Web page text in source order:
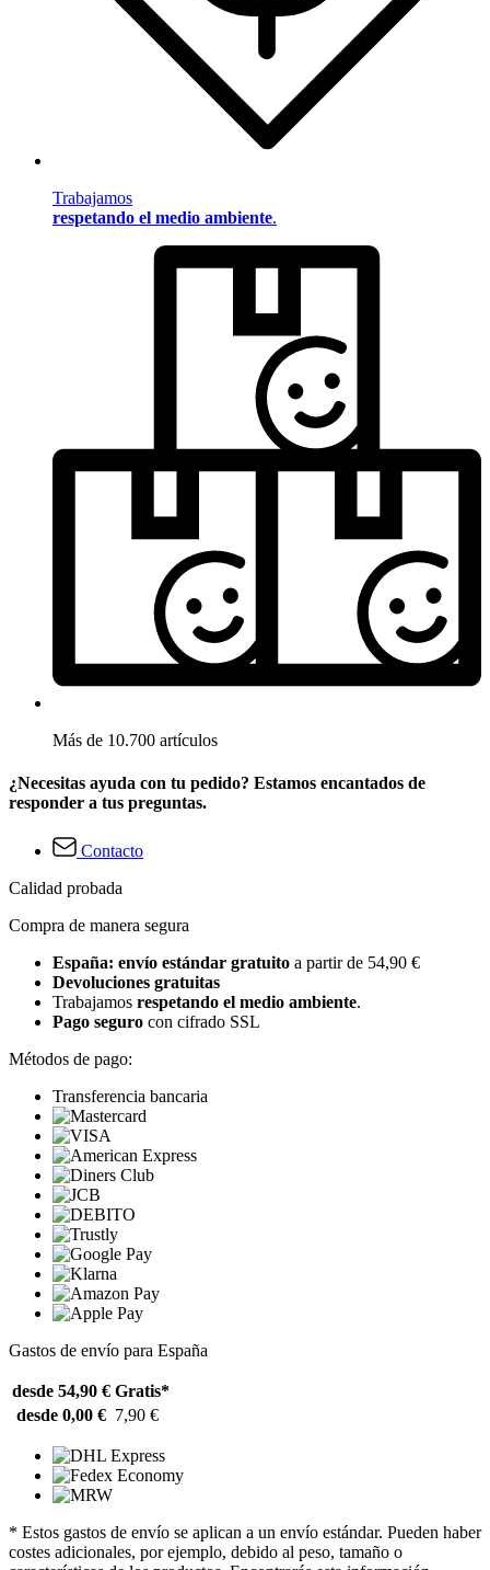
Trabajamos
respetando el medio ambiente.
Más de 10.700 artículos
¿Necesitas ayuda con tu pedido? Estamos encantados de
responder a tus preguntas.
Contacto
Calidad probada
Compra de manera segura
España: envío estándar gratuito a partir de 54,90 €
Devoluciones gratuitas
Trabajamos respetando el medio ambiente.
Pago seguro con cifrado SSL
Métodos de pago:
Transferencia bancaria
Gastos de envío para España
desde 54,90 € Gratis*
desde 0,00 € 7,90 €
* Estos gastos de envío se aplican a un envío estándar. Pueden haber
costes adicionales, por ejemplo, debido al peso, tamaño o